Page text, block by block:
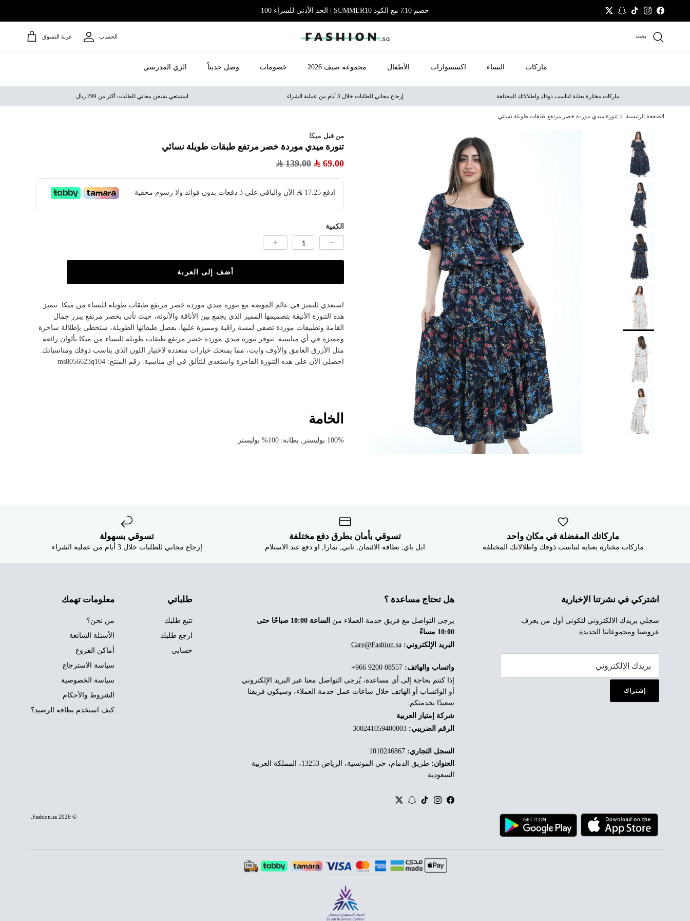
انتقل إلى المحتوى
Facebook
Instagram
TikTok
Snapchat
Twitter خصم 10٪ مع الكود SUMMER10 | الحد الأدنى للشراء 100
بحث الحساب عربة التسوق
ماركات النساء اكسسوارات الأطفال مجموعة صيف 2026 خصومات وصل حديثاً الزي المدرسي
ماركات مختارة بعناية لتناسب ذوقك واطلالاتك المختلفة إرجاع مجاني للطلبات خلال 3 أيام من عملية الشراء استمتعي بشحن مجاني للطلبات أكثر من 299 ريال
الصفحة الرئيسية تنورة ميدي موردة خصر مرتفع طبقات طويلة نسائي
من قبل ميكا
تنورة ميدي موردة خصر مرتفع طبقات طويلة نسائي
69.00
139.00
ادفع 17.25 ​ الآن والباقي على 3 دفعات بدون فوائد ولا رسوم مخفية
الكمية
أضف إلى العربة
استعدي للتميز في عالم الموضة مع تنورة ميدي موردة خصر مرتفع طبقات طويلة للنساء من ميكا. تتميز
هذه التنورة الأنيقة بتصميمها المميز الذي يجمع بين الأناقة والأنوثة، حيث تأتي بخصر مرتفع يبرز جمال
القامة وتطبيقات موردة تضفي لمسة راقية ومميزة عليها. بفضل طبقاتها الطويلة، ستحظى بإطلالة ساحرة
ومميزة في أي مناسبة. تتوفر تنورة ميدي موردة خصر مرتفع طبقات طويلة للنساء من ميكا بألوان رائعة
مثل الأزرق الغامق والأوف وايت، مما يمنحك خيارات متعددة لاختيار اللون الذي يناسب ذوقك ومناسباتك.
احصلي الآن على هذه التنورة الفاخرة واستعدي للتألق في أي مناسبة. رقم المنتج: ms8056623q104
الخامة
100% بوليستر, بطانة: 100% بوليستر
ماركاتك المفضلة في مكان واحد
ماركات مختارة بعناية لتناسب ذوقك واطلالاتك المختلفة
تسوقي بأمان بطرق دفع مختلفة
ابل باي, بطاقة الائتمان, تابي, تمارا, او دفع عند الاستلام
تسوقي بسهولة
إرجاع مجاني للطلبات خلال 3 أيام من عملية الشراء
اشتركي في نشرتنا الإخبارية
سجلي بريدك الالكتروني لتكوني أول من يعرف
عروضنا ومجموعاتنا الجديدة
إشتراك
هل تحتاج مساعدة ؟
يرجى التواصل مع فريق خدمة العملاء من
الساعة 10:00 صباحًا حتى
10:00 مساءً
.
البريد الإلكتروني: Care@Fashion.sa
واتساب والهاتف: ‎+966 9200 08557
إذا كنتم بحاجة إلى أي مساعدة، يُرجى التواصل معنا عبر البريد الإلكتروني
أو الواتساب أو الهاتف خلال ساعات عمل خدمة العملاء، وسيكون فريقنا
سعيدًا بخدمتكم.
شركة إمتياز العربية
الرقم الضريبي: 300241059400003
السجل التجاري: 1010246867
العنوان:
طريق الدمام، حي المونسية، الرياض 13253، المملكة العربية
السعودية
Facebook
Instagram
TikTok
Snapchat
Twitter
طلباتي
تتبع طلبك
ارجع طلبك
حسابي
معلومات تهمك
من نحن؟
الأسئلة الشائعة
أماكن الفروع
سياسة الاسترجاع
سياسة الخصوصية
الشروط والأحكام
كيف استخدم بطاقة الرصيد؟
© 2026
Fashion.sa